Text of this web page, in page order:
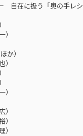
自在に扱う「奥の手レ
）
か）
）
）
）
）
）